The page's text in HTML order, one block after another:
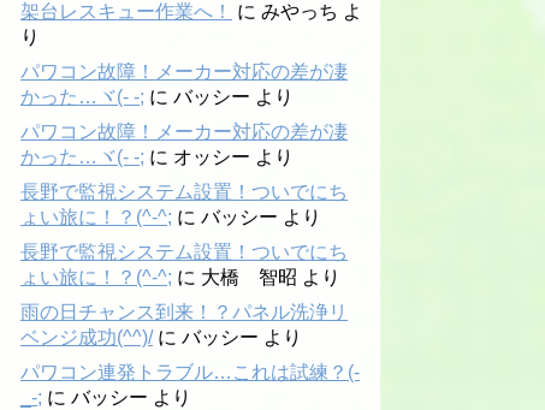
架台レスキュー作業へ！
に みやっち よ
り
パワコン故障！メーカー対応の差が凄
かった…ヾ(- -; に バッシー より
パワコン故障！メーカー対応の差が凄
かった…ヾ(- -; に オッシー より
長野で監視システム設置！ついでにち
ょい旅に！？(^-^; に バッシー より
長野で監視システム設置！ついでにち
ょい旅に！？(^-^; に 大橋 智昭 より
雨の日チャンス到来！？パネル洗浄リ
ベンジ成功(^^)/に バッシー より
パワコン連発トラブル…これは試練？(-
_-; に バッシー より